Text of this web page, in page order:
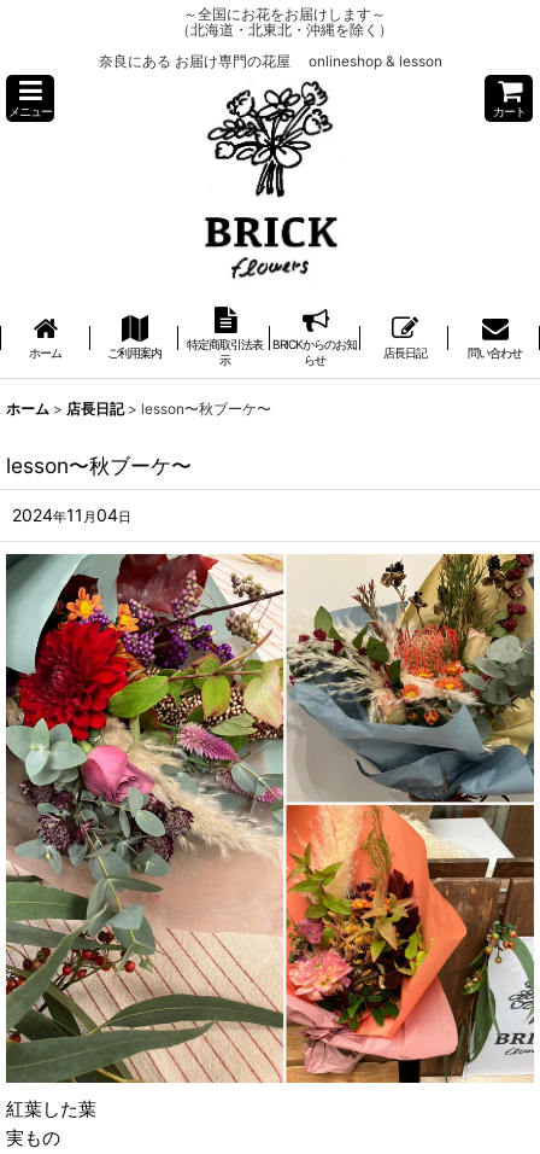
～全国にお花をお届けします～
（北海道・北東北・沖縄を除く）
奈良にある お届け専門の花屋 onlineshop & lesson
メニュー カート
ホーム ご利用案内
特定商取引法表
示
BRICKからのお知
らせ
店長日記 問い合わせ
ホーム > 店長日記 > lesson〜秋ブーケ〜
lesson〜秋ブーケ〜
2024年11 月 04日
紅葉した葉
実もの